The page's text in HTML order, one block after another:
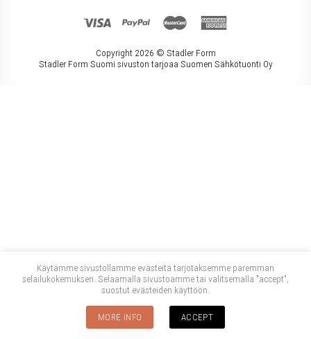
Copyright 2026 © Stadler Form
Stadler Form Suomi sivuston tarjoaa Suomen Sähkötuonti Oy
Käytämme sivustollamme evästeitä tarjotaksemme paremman
selailukokemuksen. Selaamalla sivustoamme tai valitsemalla "accept",
suostut evästeiden käyttöön.
MORE INFO ACCEPT